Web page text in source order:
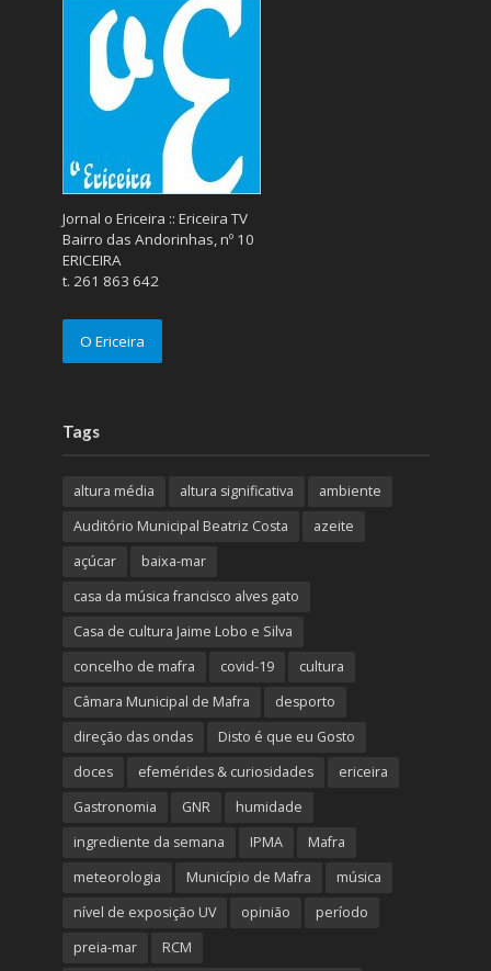
Jornal o Ericeira :: Ericeira TV
Bairro das Andorinhas, nº 10
ERICEIRA
t. 261 863 642
O Ericeira
Tags
altura média altura significativa
ambiente
Auditório Municipal Beatriz Costa
azeite
açúcar
baixa-mar
casa da música francisco alves gato
Casa de cultura Jaime Lobo e Silva
concelho de mafra
covid-19
cultura
Câmara Municipal de Mafra
desporto
direção das ondas
Disto é que eu Gosto
doces
efemérides & curiosidades
ericeira
Gastronomia
GNR
humidade
ingrediente da semana
IPMA
Mafra
meteorologia
Município de Mafra
música
nível de exposição UV
opinião
período
preia-mar
RCM